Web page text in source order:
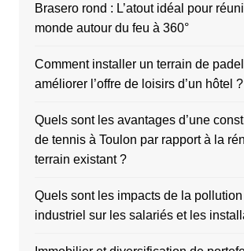
Brasero rond : L’atout idéal pour
monde autour du feu à 360°
Comment installer un terrain de padel
améliorer l’offre de loisirs d’un hôtel ?
Quels sont les avantages d’une
de tennis à Toulon par rapport à la
terrain existant ?
Quels sont les impacts de la pollution
industriel sur les salariés et les